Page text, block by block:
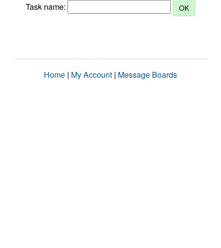
Task name:
Home | My Account | Message Boards